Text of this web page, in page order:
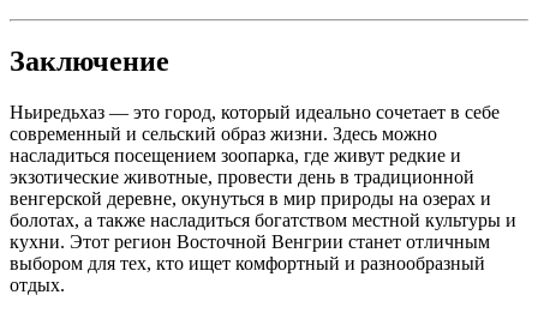
Заключение
Ньиредьхаз — это город, который идеально сочетает в себе
современный и сельский образ жизни. Здесь можно
насладиться посещением зоопарка, где живут редкие и
экзотические животные, провести день в традиционной
венгерской деревне, окунуться в мир природы на озерах и
болотах, а также насладиться богатством местной культуры и
кухни. Этот регион Восточной Венгрии станет отличным
выбором для тех, кто ищет комфортный и разнообразный
отдых.